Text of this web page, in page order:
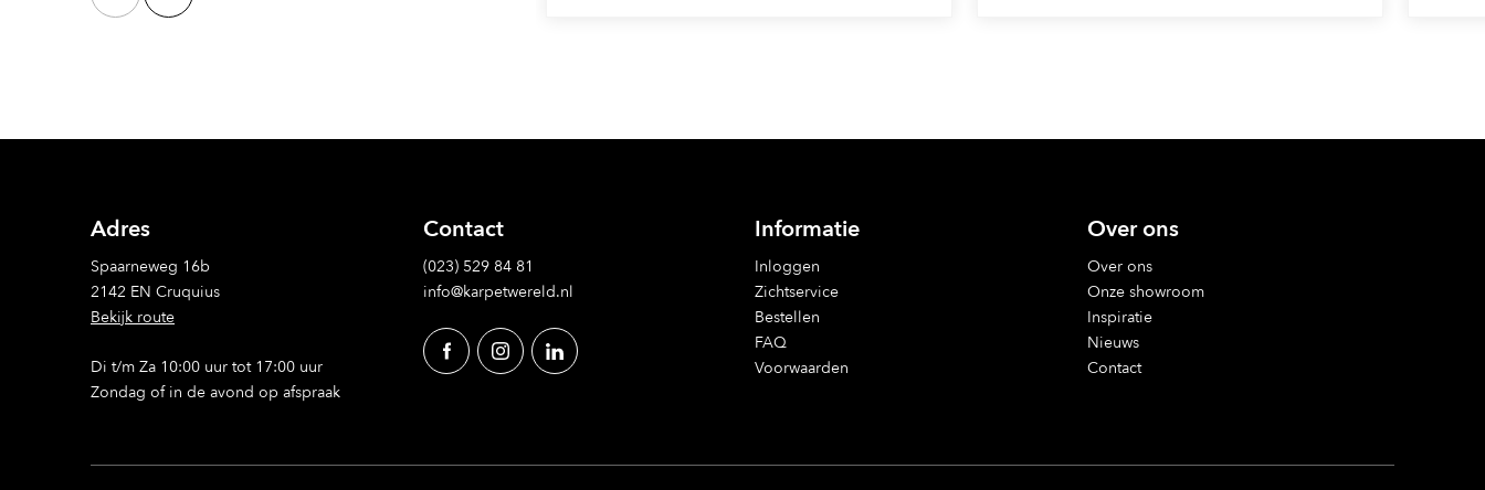
Adres
Spaarneweg 16b
2142 EN Cruquius
Bekijk route
Di t/m Za 10:00 uur tot 17:00 uur
Zondag of in de avond op afspraak
Contact
(023) 529 84 81
info@karpetwereld.nl
Informatie
Inloggen
Zichtservice
Bestellen
FAQ
Voorwaarden
Over ons
Over ons
Onze showroom
Inspiratie
Nieuws
Contact